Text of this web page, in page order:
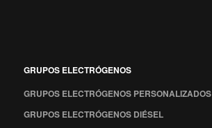
GRUPOS ELECTRÓGENOS
GRUPOS ELECTRÓGENOS PERSONALIZADOS
GRUPOS ELECTRÓGENOS DIÉSEL